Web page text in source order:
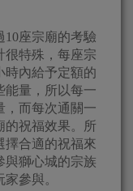
10座宗廟的考驗
很特殊，每座宗
時內給予定額的
能量，所以每一
，而每次通關一
的祝福效果。所
擇合適的祝福來
與獅心城的宗族
參與。